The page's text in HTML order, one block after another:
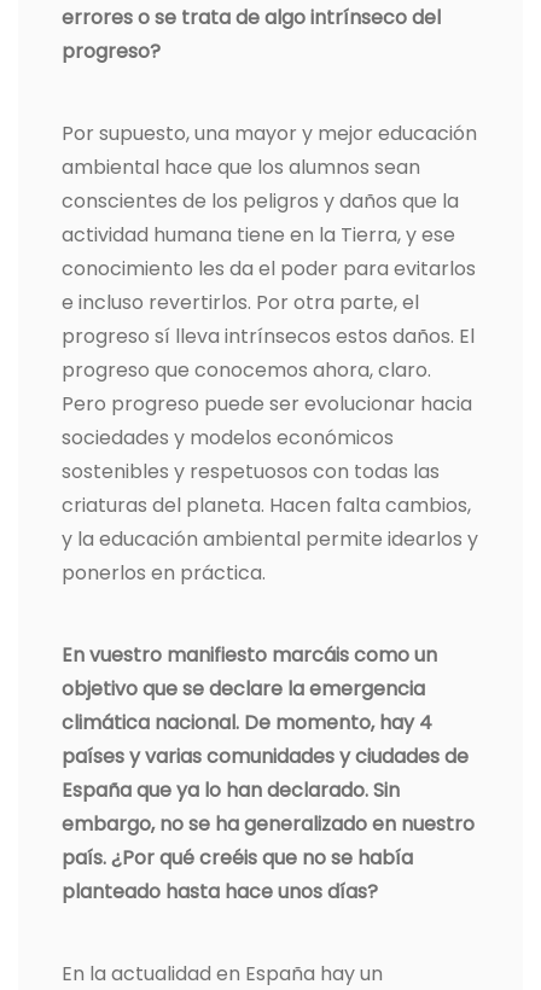
errores o se trata de algo intrínseco del
progreso?
Por supuesto, una mayor y mejor educación
ambiental hace que los alumnos sean
conscientes de los peligros y daños que la
actividad humana tiene en la Tierra, y ese
conocimiento les da el poder para evitarlos
e incluso revertirlos. Por otra parte, el
progreso sí lleva intrínsecos estos daños. El
progreso que conocemos ahora, claro.
Pero progreso puede ser evolucionar hacia
sociedades y modelos económicos
sostenibles y respetuosos con todas las
criaturas del planeta. Hacen falta cambios,
y la educación ambiental permite idearlos y
ponerlos en práctica.
En vuestro manifiesto marcáis como un
objetivo que se declare la emergencia
climática nacional. De momento, hay 4
países y varias comunidades y ciudades de
España que ya lo han declarado. Sin
embargo, no se ha generalizado en nuestro
país. ¿Por qué creéis que no se había
planteado hasta hace unos días?
En la actualidad en España hay un